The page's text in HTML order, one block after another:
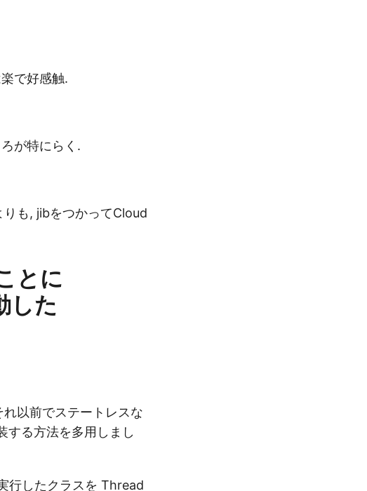
で好感触.
が特にらく.
も, jibをつかってCloud
とに
した
以前でステートレスな
る方法を多用しまし
行したクラスを Thread